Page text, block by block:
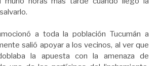
a toda la población Tucumán a
salió apoyar a los vecinos, al ver que
la apuesta con la amenaza de